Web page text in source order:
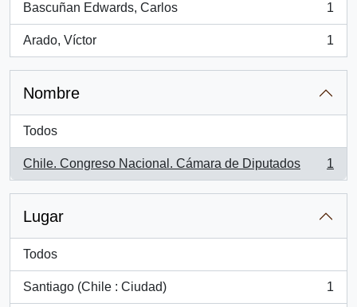
Bascuñan Edwards, Carlos
, 1 resultados
1
Arado, Víctor
, 1 resultados
1
Nombre
Todos
Chile. Congreso Nacional. Cámara de Diputados
, 1 resultados
1
Lugar
Todos
Santiago (Chile : Ciudad)
, 1 resultados
1